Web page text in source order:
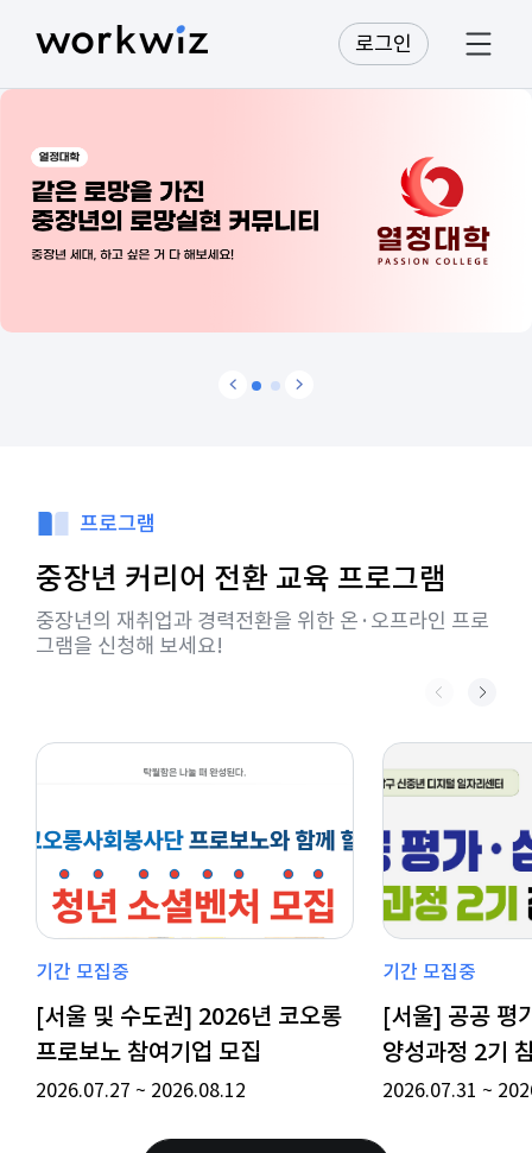
로그인
프로그램
중장년 커리어 전환 교육 프로그램
중장년의 재취업과 경력전환을 위한 온·오프라인 프로
그램을 신청해 보세요!
기간 모집중
[서울 및 수도권] 2026년 코오롱
프로보노 참여기업 모집
2026.07.27 ~ 2026.08.12
기간 모집중
[서울] 공공 평
양성과정 2기